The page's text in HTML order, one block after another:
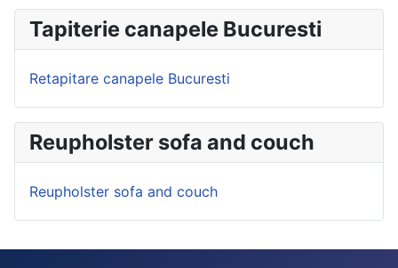
Tapiterie canapele Bucuresti
Retapitare canapele Bucuresti
Reupholster sofa and couch
Reupholster sofa and couch